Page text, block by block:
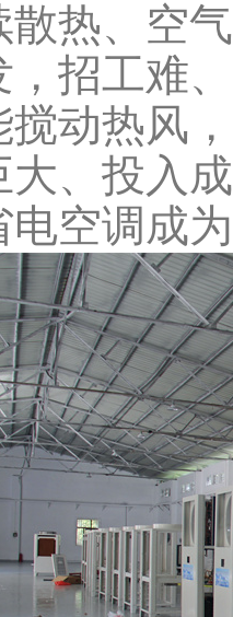
散热、空
，招工难
搅动热风
大、投入
电空调成